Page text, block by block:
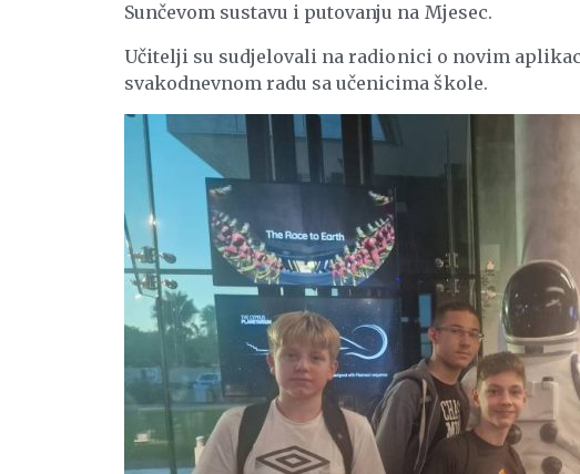
Sunčevom sustavu i putovanju na Mjesec.
Učitelji su sudjelovali na radionici o novim
svakodnevnom radu sa učenicima škole.